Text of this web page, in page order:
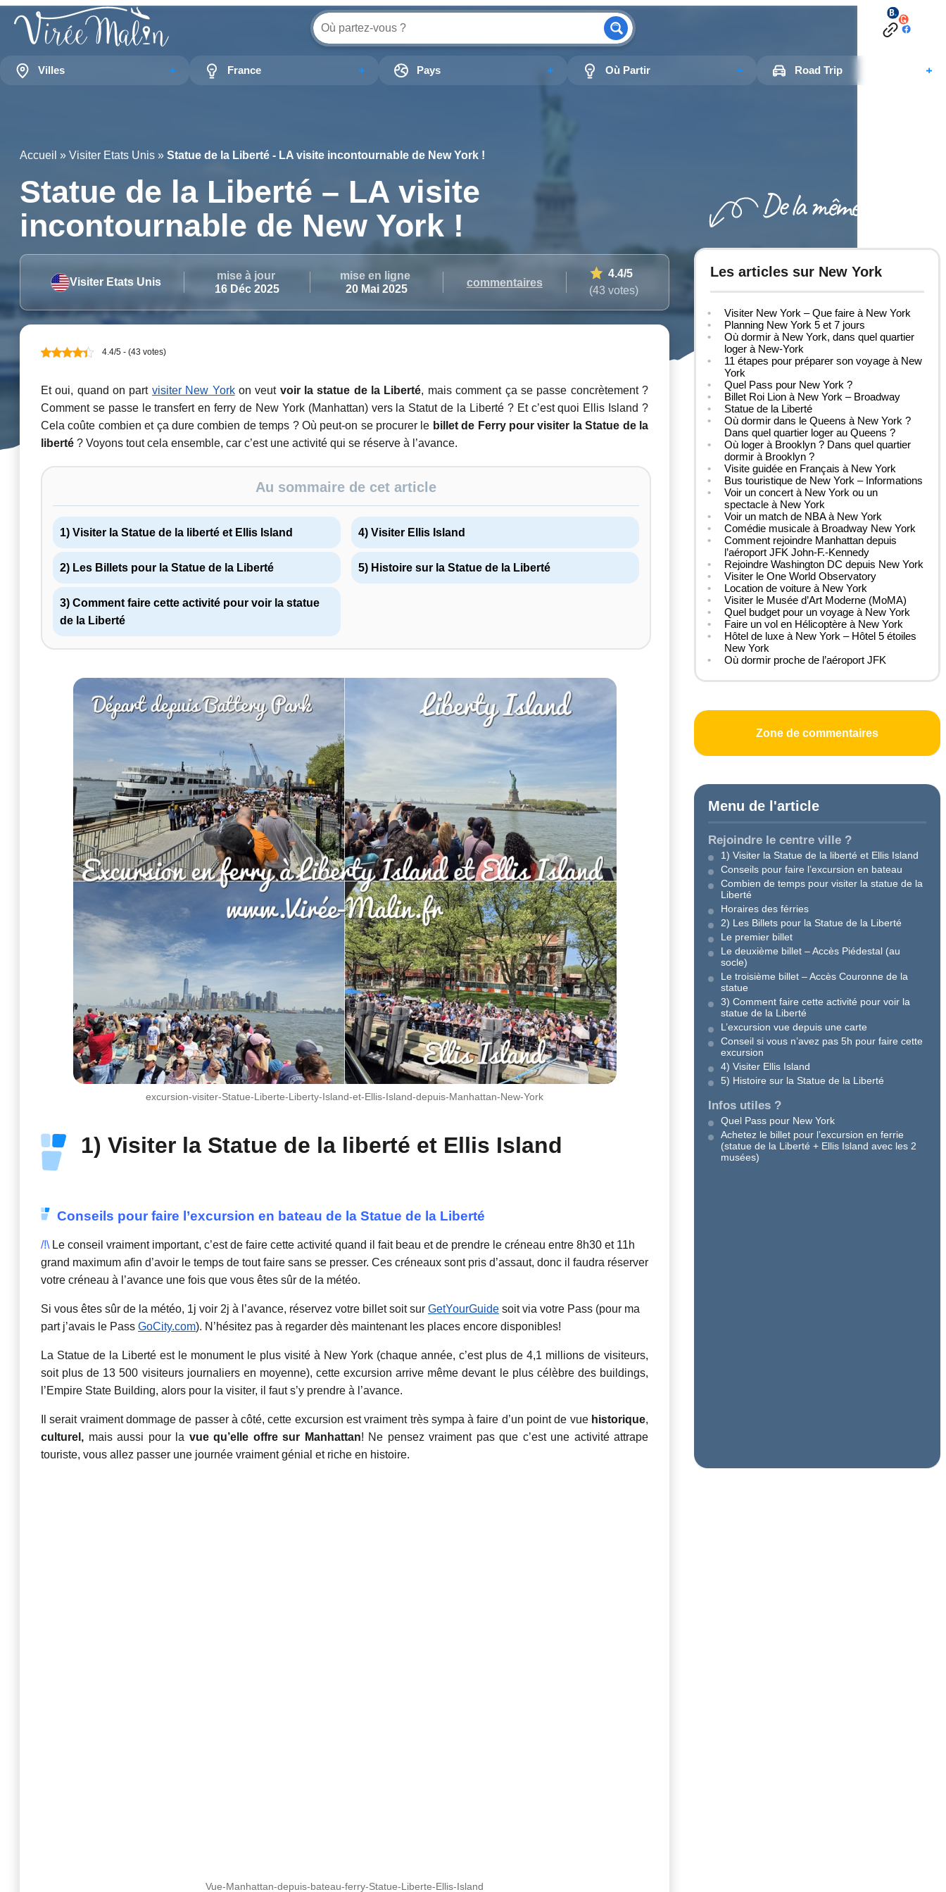
Villes France Pays Où Partir Road Trip
Accueil » Visiter Etats Unis » Statue de la Liberté - LA visite incontournable de New York !
Statue de la Liberté – LA visite
incontournable de New York !
Visiter Etats Unis
mise à jour
16 Déc 2025
mise en ligne
20 Mai 2025
commentaires
4.4/5
(43 votes)
4.4/5 - (43 votes)
Et oui, quand on part visiter New Yorkon veut voir la statue de la Liberté, mais comment ça se passe concrètement ?
Comment se passe le transfert en ferry de New York (Manhattan) vers la Statut de la Liberté ? Et c’est quoi Ellis Island ?
Cela coûte combien et ça dure combien de temps ? Où peut-on se procurer le billet de Ferry pour visiter la Statue de la
liberté ? Voyons tout cela ensemble, car c’est une activité qui se réserve à l’avance.
Au sommaire de cet article
1) Visiter la Statue de la liberté et Ellis Island
2) Les Billets pour la Statue de la Liberté
3) Comment faire cette activité pour voir la statue
de la Liberté
4) Visiter Ellis Island
5) Histoire sur la Statue de la Liberté
excursion-visiter-Statue-Liberte-Liberty-Island-et-Ellis-Island-depuis-Manhattan-New-York
1) Visiter la Statue de la liberté et Ellis Island
Conseils pour faire l’excursion en bateau de la Statue de la Liberté
/!\ Le conseil vraiment important, c’est de faire cette activité quand il fait beau et de prendre le créneau entre 8h30 et 11h
grand maximum afin d’avoir le temps de tout faire sans se presser. Ces créneaux sont pris d’assaut, donc il faudra réserver
votre créneau à l’avance une fois que vous êtes sûr de la météo.
Si vous êtes sûr de la météo, 1j voir 2j à l’avance, réservez votre billet soit sur GetYourGuide soit via votre Pass (pour ma
part j’avais le Pass GoCity.com). N’hésitez pas à regarder dès maintenant les places encore disponibles!
La Statue de la Liberté est le monument le plus visité à New York (chaque année, c’est plus de 4,1 millions de visiteurs,
soit plus de 13 500 visiteurs journaliers en moyenne), cette excursion arrive même devant le plus célèbre des buildings,
l’Empire State Building, alors pour la visiter, il faut s’y prendre à l’avance.
Il serait vraiment dommage de passer à côté, cette excursion est vraiment très sympa à faire d’un point de vue historique,
culturel, mais aussi pour la vue qu’elle offre sur Manhattan! Ne pensez vraiment pas que c’est une activité attrape
touriste, vous allez passer une journée vraiment génial et riche en histoire.
Vue-Manhattan-depuis-bateau-ferry-Statue-Liberte-Ellis-Island
Les articles sur New York
Visiter New York – Que faire à New York
Planning New York 5 et 7 jours
Où dormir à New York, dans quel quartier
loger à New-York
11 étapes pour préparer son voyage à New
York
Quel Pass pour New York ?
Billet Roi Lion à New York – Broadway
Statue de la Liberté
Où dormir dans le Queens à New York ?
Dans quel quartier loger au Queens ?
Où loger à Brooklyn ? Dans quel quartier
dormir à Brooklyn ?
Visite guidée en Français à New York
Bus touristique de New York – Informations
Voir un concert à New York ou un
spectacle à New York
Voir un match de NBA à New York
Comédie musicale à Broadway New York
Comment rejoindre Manhattan depuis
l’aéroport JFK John-F.-Kennedy
Rejoindre Washington DC depuis New York
Visiter le One World Observatory
Location de voiture à New York
Visiter le Musée d’Art Moderne (MoMA)
Quel budget pour un voyage à New York
Faire un vol en Hélicoptère à New York
Hôtel de luxe à New York – Hôtel 5 étoiles
New York
Où dormir proche de l’aéroport JFK
Zone de commentaires
Menu de l'article
Rejoindre le centre ville ?
1) Visiter la Statue de la liberté et Ellis Island
Conseils pour faire l’excursion en bateau
Combien de temps pour visiter la statue de la
Liberté
Horaires des férries
2) Les Billets pour la Statue de la Liberté
Le premier billet
Le deuxième billet – Accès Piédestal (au
socle)
Le troisième billet – Accès Couronne de la
statue
3) Comment faire cette activité pour voir la
statue de la Liberté
L’excursion vue depuis une carte
Conseil si vous n’avez pas 5h pour faire cette
excursion
4) Visiter Ellis Island
5) Histoire sur la Statue de la Liberté
Infos utiles ?
Quel Pass pour New York
Achetez le billet pour l’excursion en ferrie
(statue de la Liberté + Ellis Island avec les 2
musées)